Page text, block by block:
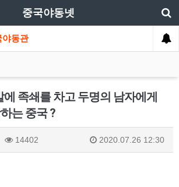
중국야동넷
야동관
에 족쇄를 차고 두명의 남자에게
는 중국 ?
14402 2020.07.26 12:30